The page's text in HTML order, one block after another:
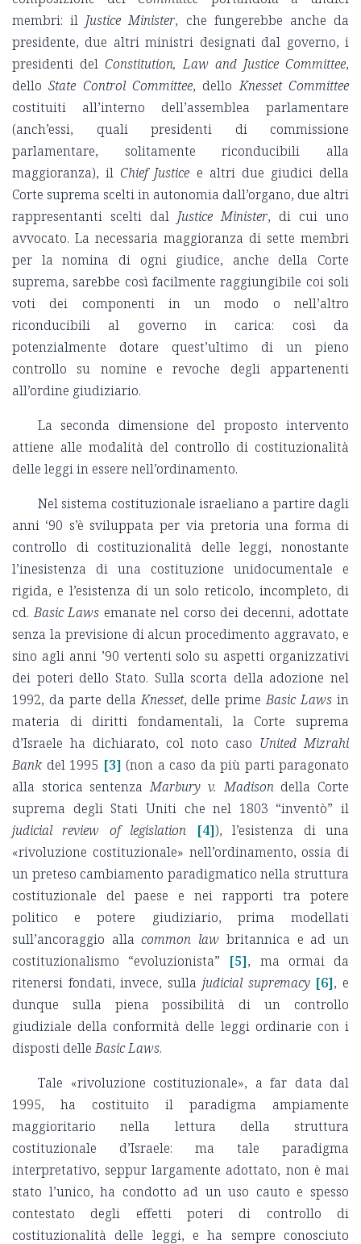
membri: il Justice Minister, che fungerebbe anche da
presidente, due altri ministri designati dal governo, i
presidenti del Constitution, Law and Justice Committee,
delloState Control Committee, delloKnesset Committee
costituiti all’interno dell’assemblea parlamentare
(anch’essi, quali presidenti di commissione
parlamentare, solitamente riconducibili alla
maggioranza), ilChief Justice e altri due giudici della
Corte suprema scelti in autonomia dall’organo, due altri
rappresentanti scelti dal Justice Minister, di cui uno
avvocato. La necessaria maggioranza di sette membri
per la nomina di ogni giudice, anche della Corte
suprema, sarebbe così facilmente raggiungibile coi soli
voti dei componenti in un modo o nell’altro
riconducibili al governo in carica: così da
potenzialmente dotare quest’ultimo di un pieno
controllo su nomine e revoche degli appartenenti
all’ordine giudiziario.
La seconda dimensione del proposto intervento
attiene alle modalità del controllo di costituzionalità
delle leggi in essere nell’ordinamento.
Nel sistema costituzionale israeliano a partire dagli
anni ‘90 s’è sviluppata per via pretoria una forma di
controllo di costituzionalità delle leggi, nonostante
l’inesistenza di una costituzione unidocumentale e
rigida, e l’esistenza di un solo reticolo, incompleto, di
cd.Basic Laws emanate nel corso dei decenni, adottate
senza la previsione di alcun procedimento aggravato, e
sino agli anni ’90 vertenti solo su aspetti organizzativi
dei poteri dello Stato. Sulla scorta della adozione nel
1992, da parte dellaKnesset, delle primeBasic Laws in
materia di diritti fondamentali, la Corte suprema
d’Israele ha dichiarato, col noto caso United Mizrahi
Bankdel 1995 [3] (non a caso da più parti paragonato
alla storica sentenzaMarbury v. Madison della Corte
suprema degli Stati Uniti che nel 1803 “inventò” il
judicial review of legislation
[4]), l’esistenza di una
«rivoluzione costituzionale» nell’ordinamento, ossia di
un preteso cambiamento paradigmatico nella struttura
costituzionale del paese e nei rapporti tra potere
politico e potere giudiziario, prima modellati
sull’ancoraggio allacommon law britannica e ad un
costituzionalismo “evoluzionista”
[5], ma ormai da
ritenersi fondati, invece, sulla judicial supremacy [6], e
dunque sulla piena possibilità di un controllo
giudiziale della conformità delle leggi ordinarie con i
disposti delleBasic Laws.
Tale «rivoluzione costituzionale», a far data dal
1995, ha costituito il paradigma ampiamente
maggioritario nella lettura della struttura
costituzionale d’Israele: ma tale paradigma
interpretativo, seppur largamente adottato, non è mai
stato l’unico, ha condotto ad un uso cauto e spesso
contestato degli effetti poteri di controllo di
costituzionalità delle leggi, e ha sempre conosciuto